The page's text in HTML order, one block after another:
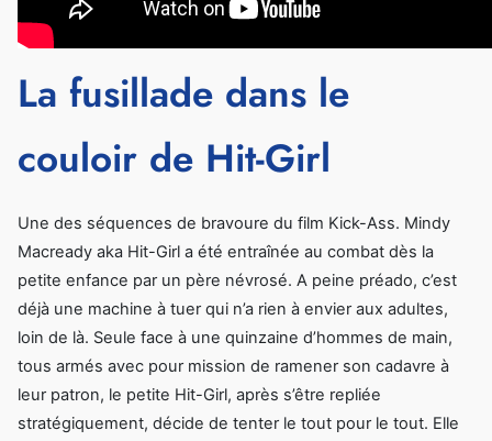
La fusillade dans le
couloir de Hit-Girl
Une des séquences de bravoure du film Kick-Ass. Mindy
Macready aka Hit-Girl a été entraînée au combat dès la
petite enfance par un père névrosé. A peine préado, c’est
déjà une machine à tuer qui n’a rien à envier aux adultes,
loin de là. Seule face à une quinzaine d’hommes de main,
tous armés avec pour mission de ramener son cadavre à
leur patron, le petite Hit-Girl, après s’être repliée
stratégiquement, décide de tenter le tout pour le tout. Elle